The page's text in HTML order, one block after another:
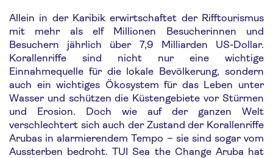
Allein in der Karibik erwirtschaftet der Rifftourismus
mit mehr als elf Millionen Besucherinnen und
Besuchern jährlich über 7,9 Milliarden US-Dollar.
Korallenriffe sind nicht nur eine wichtige
Einnahmequelle für die lokale Bevölkerung, sondern
auch ein wichtiges Ökosystem für das Leben unter
Wasser und schützen die Küstengebiete vor Stürmen
und Erosion. Doch wie auf der ganzen Welt
verschlechtert sich auch der Zustand der Korallenriffe
Arubas in alarmierendem Tempo – sie sind sogar vom
Aussterben bedroht. TUI Sea the Change Aruba hat